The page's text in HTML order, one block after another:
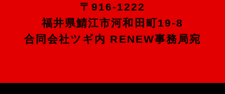
〒916-1222
福井県鯖江市河和田町19-8
合同会社ツギ内 RENEW事務局宛